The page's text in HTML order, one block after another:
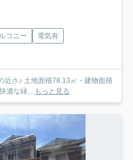
コニー
電気有
近さ♪ 土地面積78.13㎡・建物面積
適な緑... もっと見る